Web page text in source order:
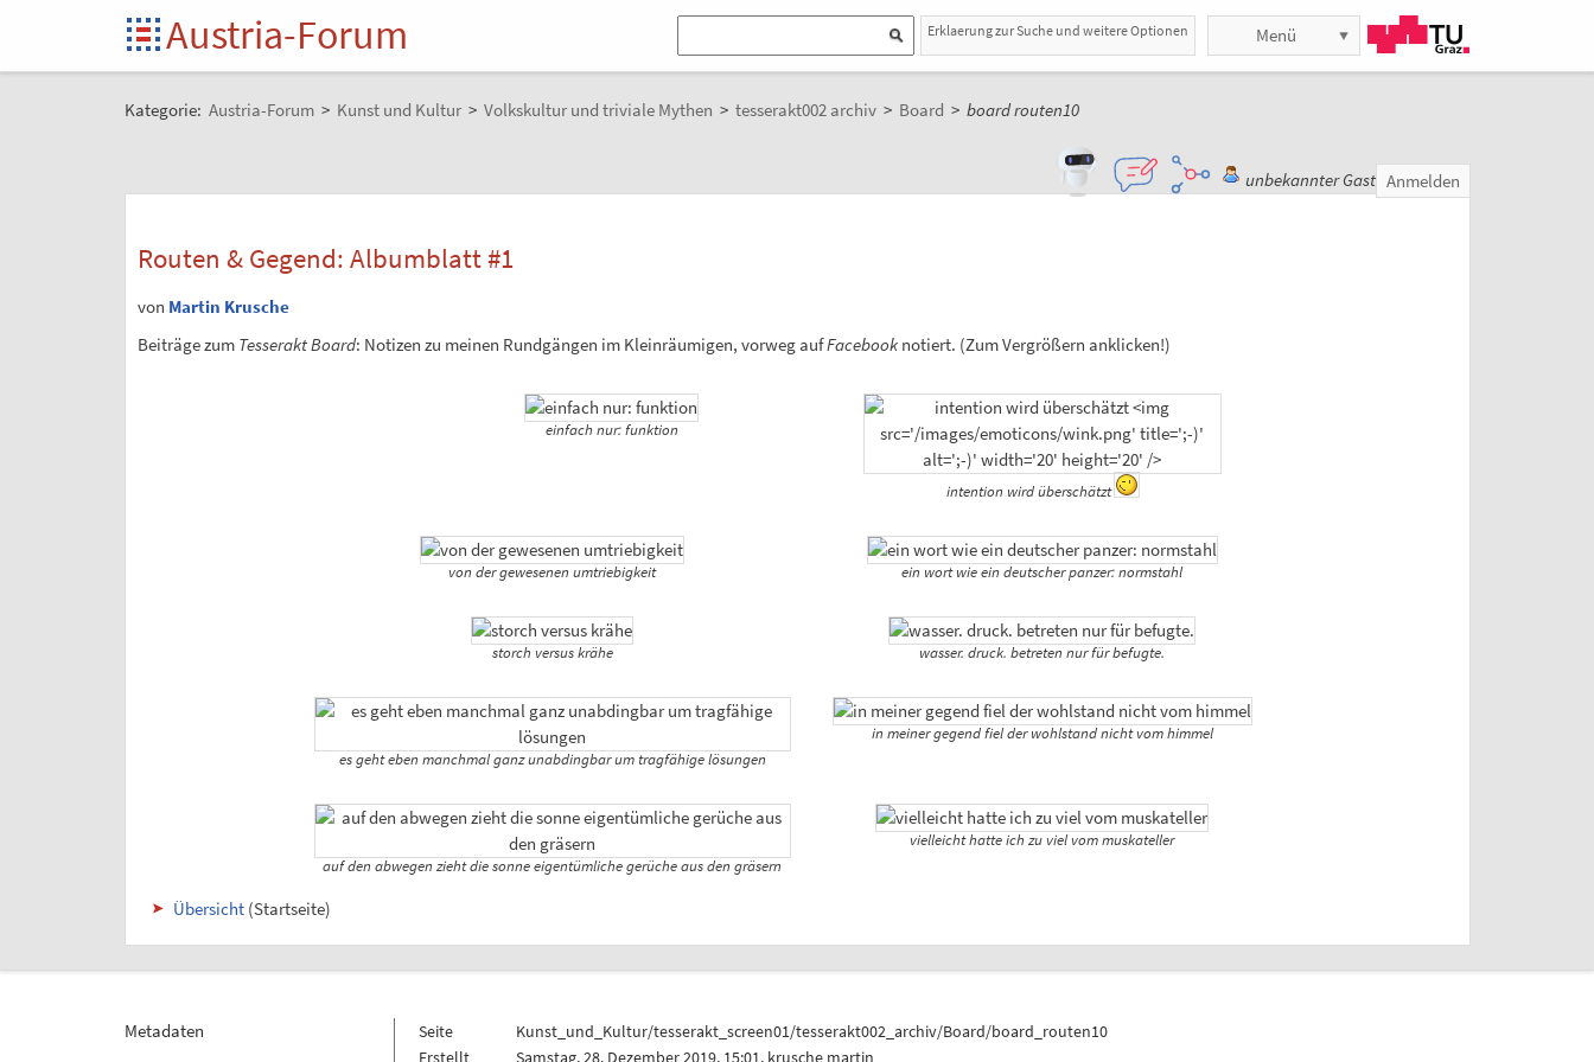
Austria-Forum Erklaerung zur Suche und weitere Optionen Menü
Kategorie: Austria-Forum > Kunst und Kultur > Volkskultur und triviale Mythen > tesserakt002 archiv > Board > board routen10
unbekannter Gast Anmelden
Routen & Gegend: Albumblatt #1
von Martin Krusche
Beiträge zum Tesserakt Board: Notizen zu meinen Rundgängen im Kleinräumigen, vorweg aufFacebook notiert. (Zum Vergrößern anklicken!)
einfach nur: funktion
intention wird überschätzt
von der gewesenen umtriebigkeit ein wort wie ein deutscher panzer: normstahl
storch versus krähe wasser. druck. betreten nur für befugte.
es geht eben manchmal ganz unabdingbar um tragfähige lösungen
in meiner gegend fiel der wohlstand nicht vom himmel
auf den abwegen zieht die sonne eigentümliche gerüche aus den gräsern
vielleicht hatte ich zu viel vom muskateller
Übersicht (Startseite)
Metadaten Seite
Kunst_und_Kultur/tesserakt_screen01/tesserakt002_archiv/Board/board_routen10
Erstellt
Samstag, 28. Dezember 2019, 15:01, krusche martin